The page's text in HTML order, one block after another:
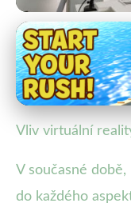
Umělá Inteligence a
Jak
3. 2. 2026· 4 min
Vliv virtuální
V současné
do každého